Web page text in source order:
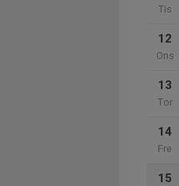
Tis
12
Ons
13
Tor
14
Fre
15